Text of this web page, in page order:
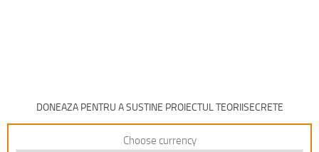
DONEAZA PENTRU A SUSTINE PROIECTUL TEORIISECRETE
Choose currency